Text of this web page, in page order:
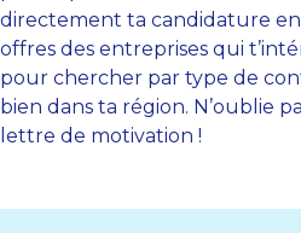
directement ta candidature
offres des entreprises qui
pour chercher par type de
bien dans ta région. N’oublie
lettre de motivation !